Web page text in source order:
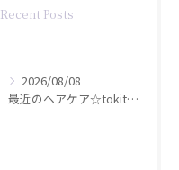
Recent Posts
2026/08/08
最近のヘアケア☆tokita【銀座・美容室WISTERIA】